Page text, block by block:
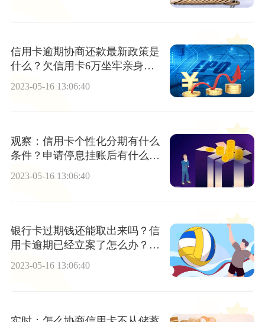
信用卡逾期协商还款最新政策是
什么？欠信用卡6万坐牢亲身经
2023-05-16 13:06:40
观察：信用卡个性化分期有什么
条件？申请停息挂账后有什么影
响？
2023-05-16 13:06:40
银行卡过期钱还能取出来吗？信
用卡逾期已经立案了怎么办？_
当前视讯
2023-05-16 13:06:40